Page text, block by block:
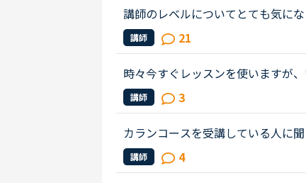
講師のレベルについてとても気に
文法と発音の基礎から始めてきた
いることもほぼ理解できるようにな...
講師 21
時々今すぐレッスンを使いますが
コースは予約レッスンしか受け付け
講師 3
カランコースを受講している人に
れば教えてください
講師 4